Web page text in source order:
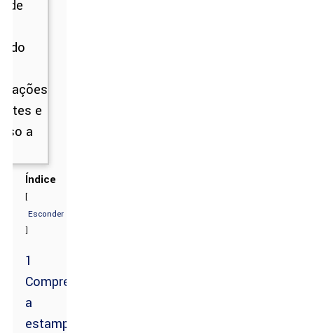
Índice
[
Esconder
]
1
Compreendendo
a
estampagem